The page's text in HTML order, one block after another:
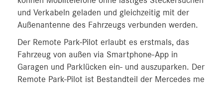
und Verkabeln geladen und gleichzeitig mit der
Außenantenne des Fahrzeugs verbunden werden.
Der Remote Park-Pilot erlaubt es erstmals, das
Fahrzeug von außen via Smartphone-App in
Garagen und Parklücken ein- und auszuparken. Der
Remote Park-Pilot ist Bestandteil der Mercedes me